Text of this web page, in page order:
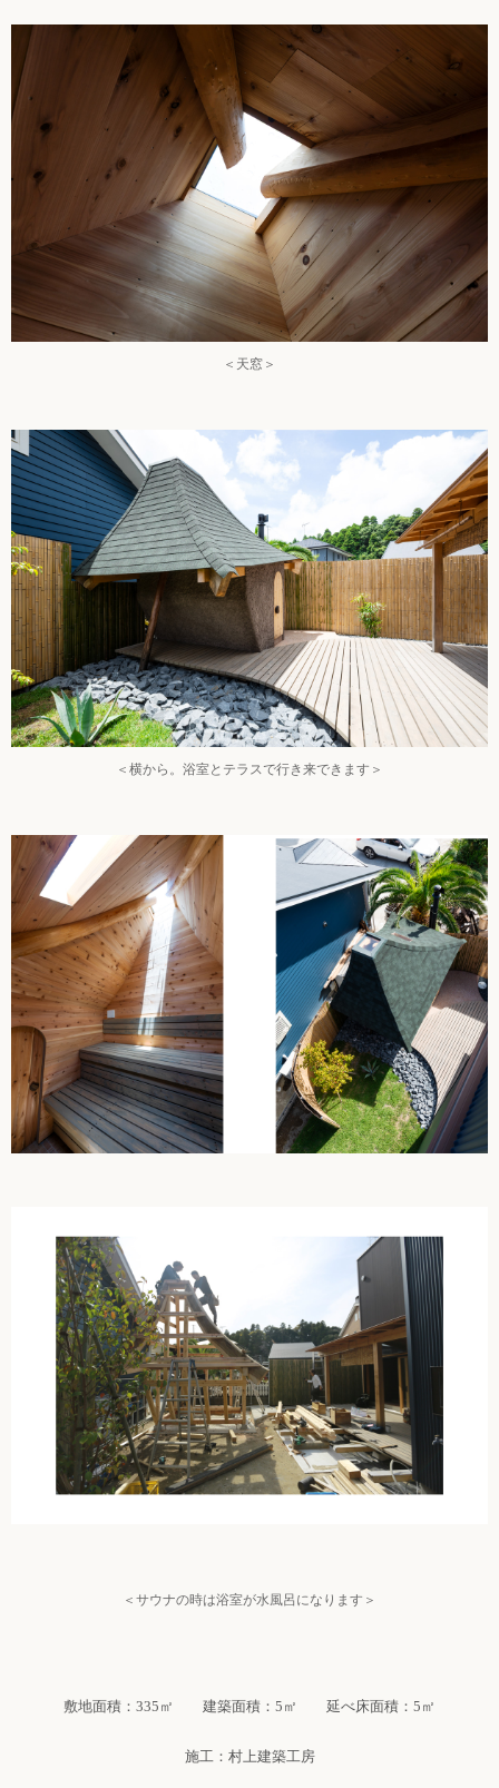
＜天窓＞
＜横から。浴室とテラスで行き来できます＞
＜サウナの時は浴室が水風呂になります＞
敷地面積：335㎡ 建築面積：5㎡ 延べ床面積：5㎡
施工：村上建築工房